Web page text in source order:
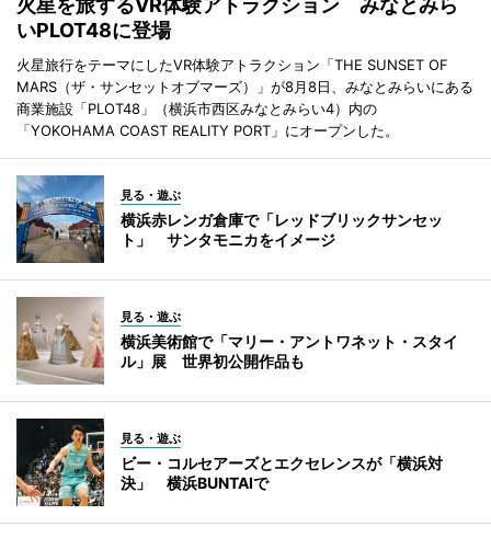
火星を旅するVR体験アトラクション みなとみら
いPLOT48に登場
火星旅行をテーマにしたVR体験アトラクション「THE SUNSET OF
MARS（ザ・サンセットオブマーズ）」が8月8日、みなとみらいにある
商業施設「PLOT48」（横浜市西区みなとみらい4）内の
「YOKOHAMA COAST REALITY PORT」にオープンした。
見る・遊ぶ
横浜赤レンガ倉庫で「レッドブリックサンセッ
ト」 サンタモニカをイメージ
見る・遊ぶ
横浜美術館で「マリー・アントワネット・スタイ
ル」展 世界初公開作品も
見る・遊ぶ
ビー・コルセアーズとエクセレンスが「横浜対
決」 横浜BUNTAIで